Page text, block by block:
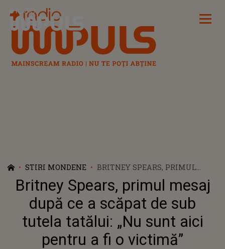
Radio Impuls
STIRI MONDENE
BRITNEY SPEARS, PRIMUL
MESAJ DUPĂ CE A SCĂPAT DE
SUB TUTELA TATĂLUI: „NU
SUNT AICI PENTRU A FI O
VICTIMĂ”
Britney Spears, primul mesaj
după ce a scăpat de sub
tutela tatălui: „Nu sunt aici
pentru a fi o victimă”